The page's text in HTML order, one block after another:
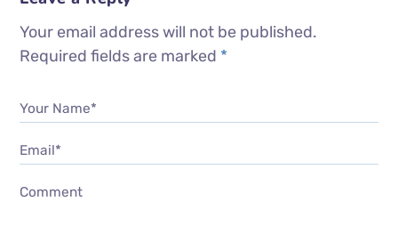
Your email address will not be published.
Required fields are marked *
Your Name*
Email*
Comment